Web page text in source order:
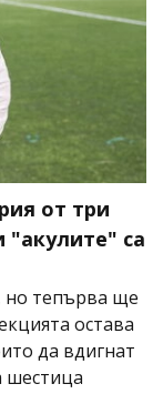
от три
са
но тепърва ще
остава
да вдигнат
шестица